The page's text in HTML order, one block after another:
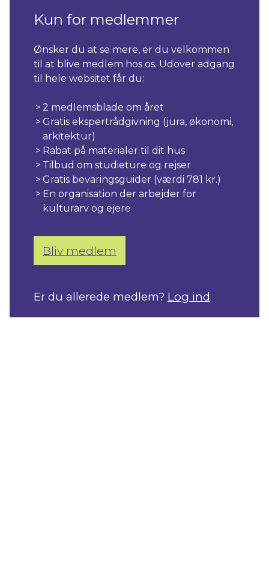
Kun for medlemmer
Ønsker du at se mere, er du velkommen
til at blive medlem hos os. Udover adgang
til hele websitet får du:
2 medlemsblade om året
Gratis ekspertrådgivning (jura, økonomi,
arkitektur)
Rabat på materialer til dit hus
Tilbud om studieture og rejser
Gratis bevaringsguider (værdi 781 kr.)
En organisation der arbejder for
kulturarv og ejere
Bliv medlem
Er du allerede medlem? Log ind